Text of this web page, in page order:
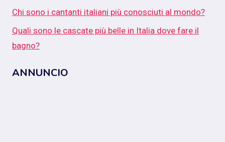
Chi sono i cantanti italiani più conosciuti al mondo?
Quali sono le cascate più belle in Italia dove fare il
bagno?
ANNUNCIO